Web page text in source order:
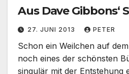
Aus Dave Gibbons‘
27. JUNI 2013 PETER
Schon ein Weilchen auf
noch eines der schönsten
singulär mit der Entstehung